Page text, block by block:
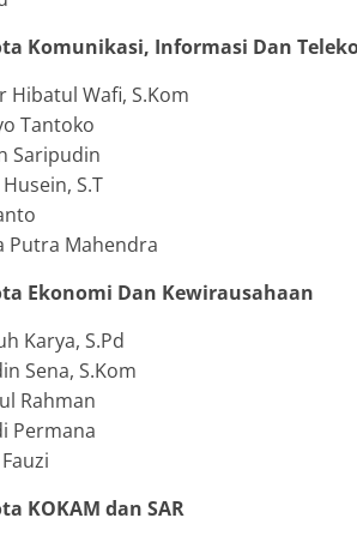
Komunikasi, Informasi Dan
Hibatul Wafi, S.Kom
Tantoko
Saripudin
S.T
Putra Mahendra
Ekonomi Dan Kewirausahaan
Karya, S.Pd
Sena, S.Kom
Rahman
Permana
KOKAM dan SAR